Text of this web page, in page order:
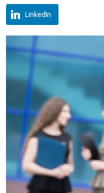
LinkedIn